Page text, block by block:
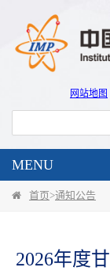
网站地图
MENU
首页>通知公告
2026年度